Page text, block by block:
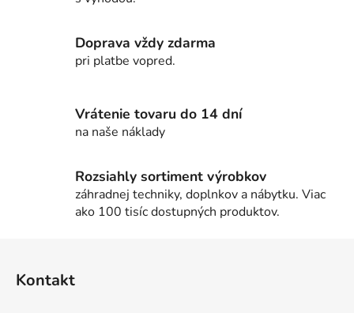
p
r
v
i
s
u
Doprava vždy zdarma
pri platbe vopred.
Vrátenie tovaru do 14 dní
na naše náklady
Rozsiahly sortiment výrobkov
záhradnej techniky, doplnkov a nábytku. Viac
ako 100 tisíc dostupných produktov.
Kontakt